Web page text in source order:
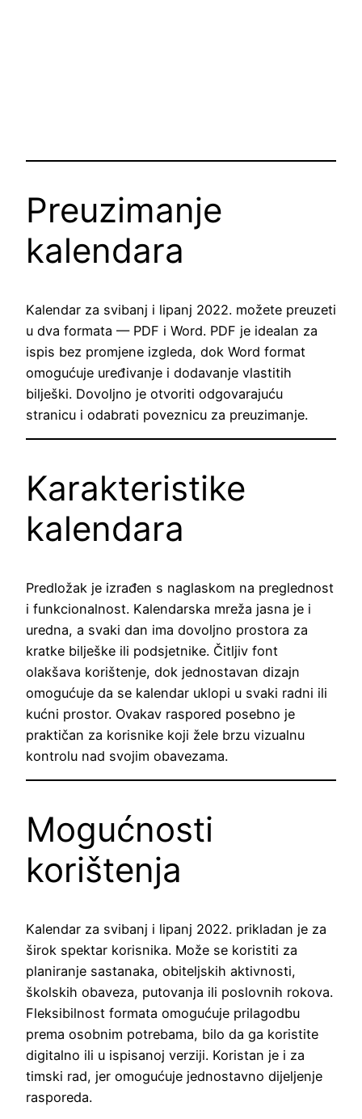
Preuzimanje
kalendara
Kalendar za svibanj i lipanj 2022. možete preuzeti
u dva formata — PDF i Word. PDF je idealan za
ispis bez promjene izgleda, dok Word format
omogućuje uređivanje i dodavanje vlastitih
bilješki. Dovoljno je otvoriti odgovarajuću
stranicu i odabrati poveznicu za preuzimanje.
Karakteristike
kalendara
Predložak je izrađen s naglaskom na preglednost
i funkcionalnost. Kalendarska mreža jasna je i
uredna, a svaki dan ima dovoljno prostora za
kratke bilješke ili podsjetnike. Čitljiv font
olakšava korištenje, dok jednostavan dizajn
omogućuje da se kalendar uklopi u svaki radni ili
kućni prostor. Ovakav raspored posebno je
praktičan za korisnike koji žele brzu vizualnu
kontrolu nad svojim obavezama.
Mogućnosti
korištenja
Kalendar za svibanj i lipanj 2022. prikladan je za
širok spektar korisnika. Može se koristiti za
planiranje sastanaka, obiteljskih aktivnosti,
školskih obaveza, putovanja ili poslovnih rokova.
Fleksibilnost formata omogućuje prilagodbu
prema osobnim potrebama, bilo da ga koristite
digitalno ili u ispisanoj verziji. Koristan je i za
timski rad, jer omogućuje jednostavno dijeljenje
rasporeda.